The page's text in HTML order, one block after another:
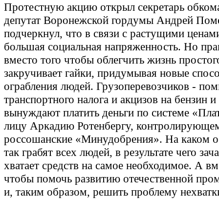
Протестную акцию открыл секретарь
депутат Воронежской гордумы Андрей
подчеркнул, что в связи с растущими
большая социальная напряженность. Но
вместо того чтобы облегчить жизнь
закручивает гайки, придумывая новые
ограбления людей. Грузоперевозчиков -
транспортного налога и акцизов на бензин
вынуждают платить деньги по системе
лицу Аркадию Ротенбергу,
россошанские «Минудобрения». На каком
так грабят всех людей, в результате чего
хватает средств на самое необходимое. А
чтобы помочь развитию отечественной
и, таким образом, решить проблему